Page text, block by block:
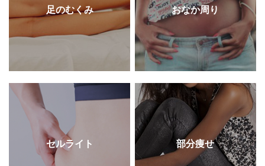
足のむくみ おなか周り
セルライト 部分痩せ